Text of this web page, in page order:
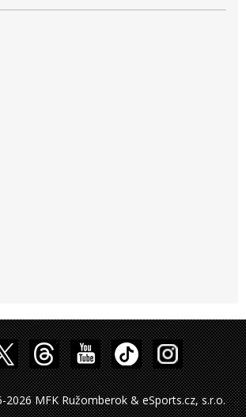
MFK Ružomberok & eSports.cz, s.r.o.